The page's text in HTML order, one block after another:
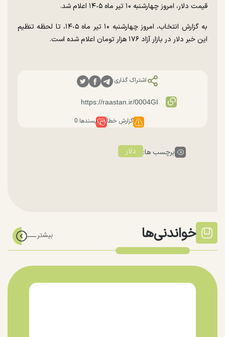
قیمت دلار، امروز چهارشنبه ۱۰ تیر ماه ١۴٠۵ اعلام شد.
به گزارش انتخاب، امروز چهارشنبه ۱۰ تیر ماه ١۴٠۵، تا لحظه تنظیم
این خبر دلار در بازار آزاد ۱۷۶ هزار تومان اعلام شده است.
اشتراک گذاری:
گزارش خطا پسندها:0
برچسب ها: دلار
خواندنی‌ها